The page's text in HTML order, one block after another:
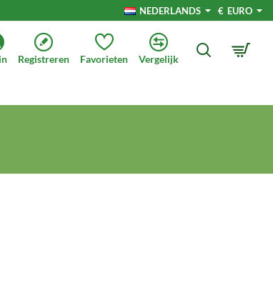
NEDERLANDS € EURO
Registreren Favorieten Vergelijk